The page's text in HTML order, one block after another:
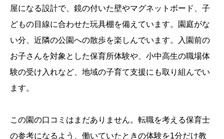
屋になる設計で、鏡の付いた壁やマグネットボード、子
どもの目線に合わせた玩具棚を備えています。園庭がな
い分、近隣の公園への散歩を楽しんでいます。入園前の
お子さんを対象とした保育所体験や、小中高生の職場体
験の受け入れなど、地域の子育て支援にも取り組んでい
ます。
この園の口コミはまだありません。転職を考える保育士
の参考になるよう、働いていたときの体験を1分だけ教